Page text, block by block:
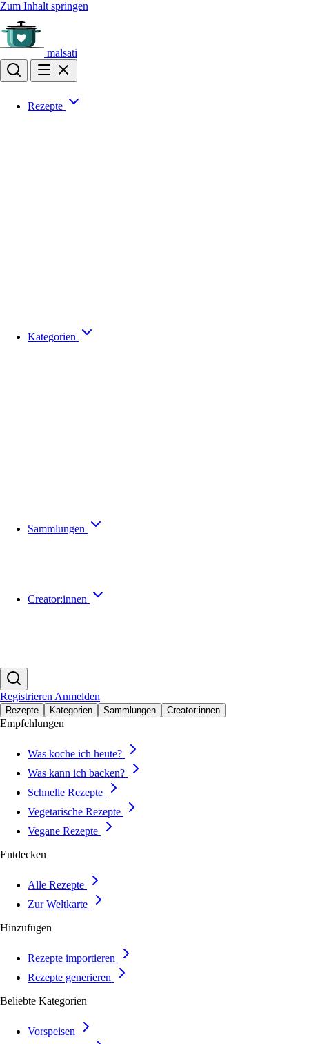
Zum Inhalt springen
malsati
Rezepte
Kategorien
Sammlungen
Creator:innen
Registrieren Anmelden
Rezepte Kategorien Sammlungen Creator:innen
Empfehlungen
Was koche ich heute?
Was kann ich backen?
Schnelle Rezepte
Vegetarische Rezepte
Vegane Rezepte
Entdecken
Alle Rezepte
Zur Weltkarte
Hinzufügen
Rezepte importieren
Rezepte generieren
Beliebte Kategorien
Vorspeisen